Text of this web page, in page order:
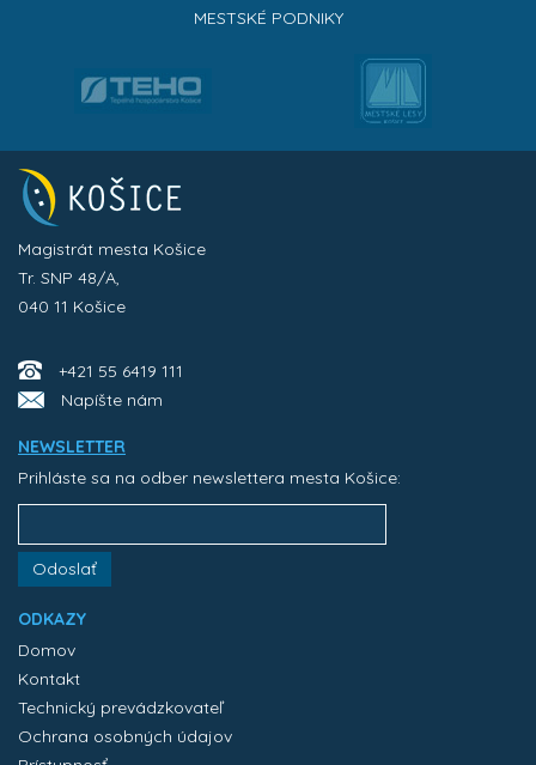
MESTSKÉ PODNIKY
Magistrát mesta Košice
Tr. SNP 48/A,
040 11 Košice
+421 55 6419 111
Napíšte nám
NEWSLETTER
Prihláste sa na odber newslettera mesta Košice:
Odoslať
ODKAZY
Domov
Kontakt
Technický prevádzkovateľ
Ochrana osobných údajov